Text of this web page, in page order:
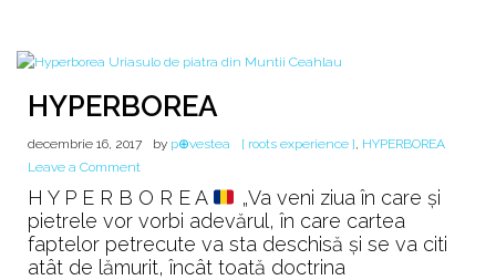
HYPERBOREA
decembrie 16, 2017 by p⊕vestea [ roots experience ], HYPERBOREA
Leave a Commenton
HYPERBOREA
H Y P E R B O R E A
„Va veni ziua în care şi
pietrele vor vorbi adevărul, în care cartea
faptelor petrecute va sta deschisă şi se va citi
atât de lămurit, încât toată doctrina